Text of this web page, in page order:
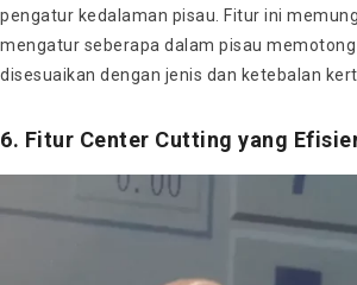
pengatur kedalaman pisau. Fitur ini
mengatur seberapa dalam pisau
disesuaikan dengan jenis dan ketebalan
6. Fitur Center Cutting yang